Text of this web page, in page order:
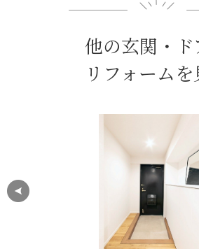
他の玄関・ド
リフォームを